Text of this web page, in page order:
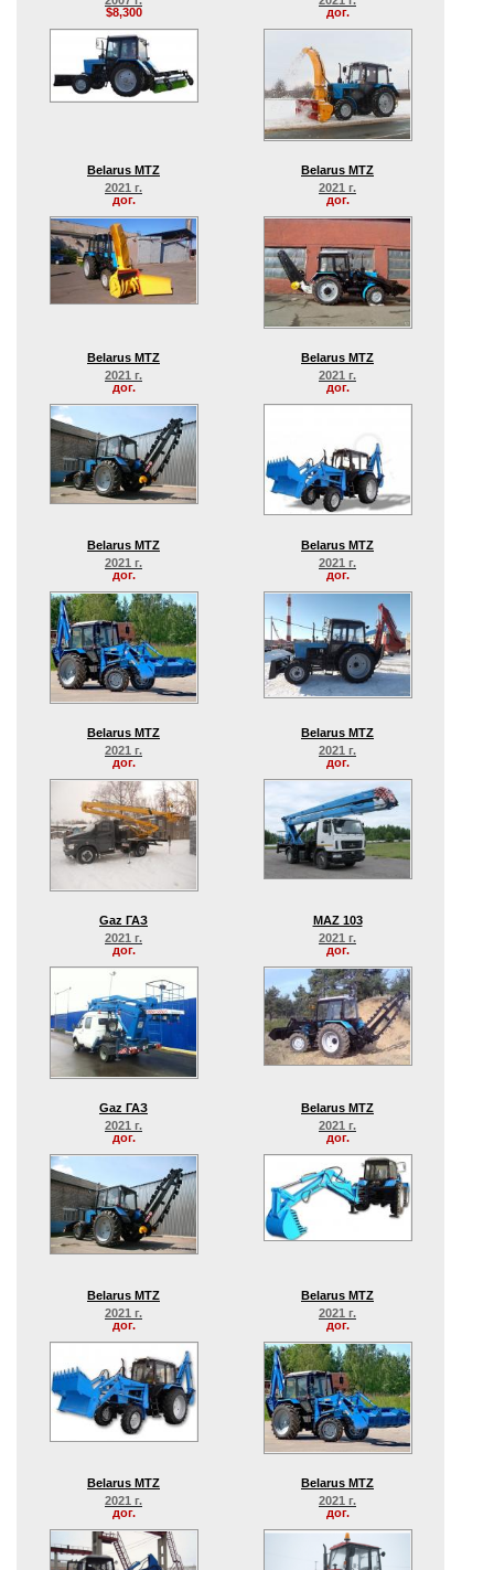
$8,300
дог.
Belarus MTZ
2021 г.
дог.
Belarus MTZ
2021 г.
дог.
Belarus MTZ
2021 г.
дог.
Belarus MTZ
2021 г.
дог.
Belarus MTZ
2021 г.
дог.
Belarus MTZ
2021 г.
дог.
Belarus MTZ
2021 г.
дог.
Belarus MTZ
2021 г.
дог.
Gaz ГАЗ
2021 г.
дог.
MAZ 103
2021 г.
дог.
Gaz ГАЗ
2021 г.
дог.
Belarus MTZ
2021 г.
дог.
Belarus MTZ
2021 г.
дог.
Belarus MTZ
2021 г.
дог.
Belarus MTZ
2021 г.
дог.
Belarus MTZ
2021 г.
дог.